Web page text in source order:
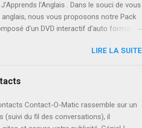
et d’informations qui semblent
l'Anglais . Dans le souci de vous
nous vous proposons notre Pack
d'un DVD interactif d'auto formation
niveau d'anglais est médiocre! Vous
inquiétez plus, la solution c'est "EL" .
très efficace pour l'apprentissage de la
les cours sur La grammaire , Le
pour vous évaluer. Ce n'est tout il vous
. ...
LIRE LA SUITE
Contact-O-Matic rassemble sur un
(suivi du fil des conversations), il